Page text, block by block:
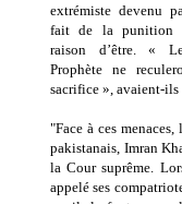
extrémiste devenu
fait de la punition
raison d’être. «
Prophète ne
sacrifice », avaient-ils
"Face à ces
pakistanais, Imran
la Cour suprême.
appelé ses